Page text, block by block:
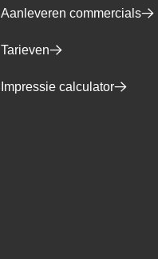
Aanleveren commercials
Tarieven
Impressie calculator